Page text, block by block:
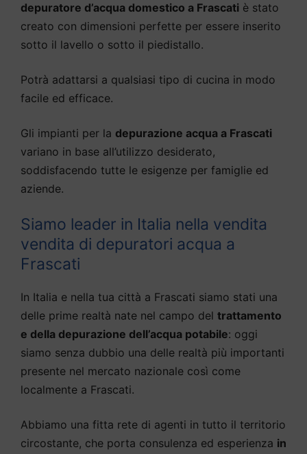
depuratore d’acqua domestico a Frascati è stato
creato con dimensioni perfette per essere inserito
sotto il lavello o sotto il piedistallo.
Potrà adattarsi a qualsiasi tipo di cucina in modo
facile ed efficace.
Gli impianti per la depurazione acqua a Frascati
variano in base all’utilizzo desiderato,
soddisfacendo tutte le esigenze per famiglie ed
aziende.
Siamo leader in Italia nella vendita
vendita di depuratori acqua a
Frascati
In Italia e nella tua città a Frascati siamo stati una
delle prime realtà nate nel campo del trattamento
e della depurazione dell’acqua potabile: oggi
siamo senza dubbio una delle realtà più importanti
presente nel mercato nazionale così come
localmente a Frascati.
Abbiamo una fitta rete di agenti in tutto il territorio
circostante, che porta consulenza ed esperienza in